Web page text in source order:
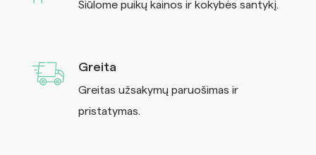
Siūlome puikų kainos ir kokybės santykį.
Greita
Greitas užsakymų paruošimas ir
pristatymas.